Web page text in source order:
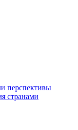
перспективы
странами